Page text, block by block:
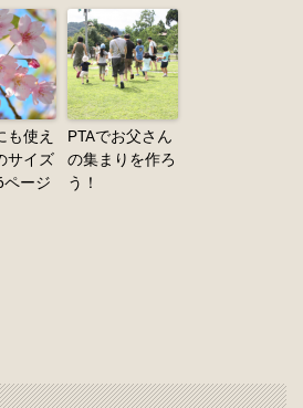
も使え
サイズ
ページ
PTAでお父さん
の集まりを作ろ
う！